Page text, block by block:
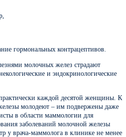
гормональных контрацептивов.
молочных желез страдают
и эндокринологические
каждой десятой женщины. К
молодеют – им подвержены даже
в области маммологии для
заболеваний молочной железы
у врача-маммолога в клинике не менее